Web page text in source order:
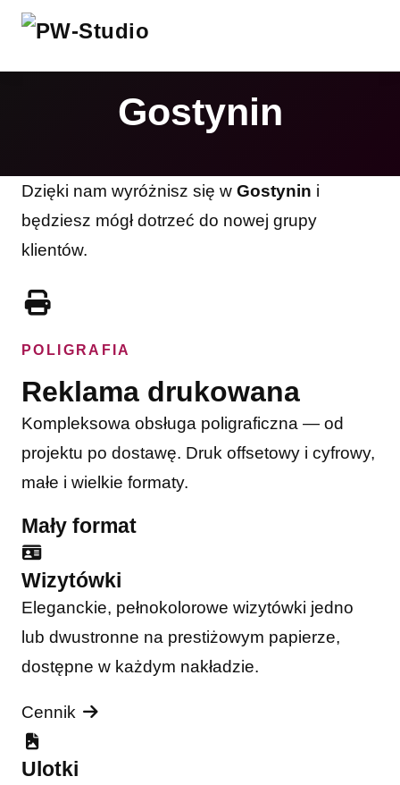
Gostynin
Dzięki nam wyróżnisz się w Gostynin i
będziesz mógł dotrzeć do nowej grupy
klientów.
POLIGRAFIA
Reklama drukowana
Kompleksowa obsługa poligraficzna — od
projektu po dostawę. Druk offsetowy i cyfrowy,
małe i wielkie formaty.
Mały format
Wizytówki
Eleganckie, pełnokolorowe wizytówki jedno
lub dwustronne na prestiżowym papierze,
dostępne w każdym nakładzie.
Cennik
Ulotki